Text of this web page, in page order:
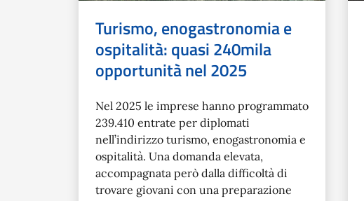
Turismo, enogastronomia e
ospitalità: quasi 240mila
opportunità nel 2025
Nel 2025 le imprese hanno programmato
239.410 entrate per diplomati
nell’indirizzo turismo, enogastronomia e
ospitalità. Una domanda elevata,
accompagnata però dalla difficoltà di
trovare giovani con una preparazione